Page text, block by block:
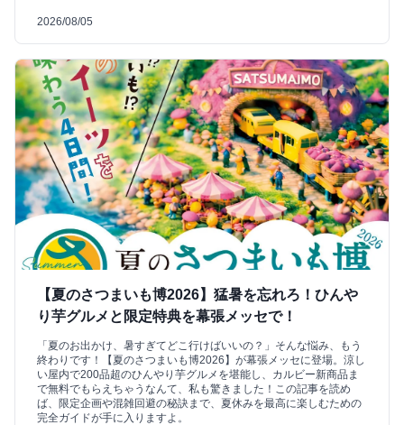
2026/08/05
【夏のさつまいも博2026】猛暑を忘れろ！ひんや
り芋グルメと限定特典を幕張メッセで！
「夏のお出かけ、暑すぎてどこ行けばいいの？」そんな悩み、もう
終わりです！【夏のさつまいも博2026】が幕張メッセに登場。涼し
い屋内で200品超のひんやり芋グルメを堪能し、カルビー新商品ま
で無料でもらえちゃうなんて、私も驚きました！この記事を読め
ば、限定企画や混雑回避の秘訣まで、夏休みを最高に楽しむための
完全ガイドが手に入りますよ。